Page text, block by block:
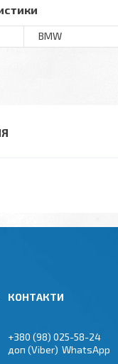
BMW
+380 (98) 025-58-24
Viber WhatsApp